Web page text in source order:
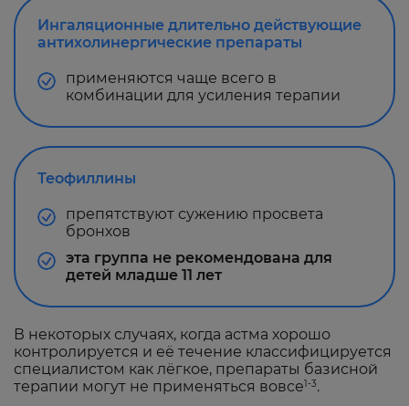
Ингаляционные длительно действующие
антихолинергические препараты
применяются чаще всего в
комбинации для усиления терапии
Теофиллины
препятствуют сужению просвета
бронхов
эта группа не рекомендована для
детей младше 11 лет
В некоторых случаях, когда астма хорошо
контролируется и её течение классифицируется
специалистом как лёгкое, препараты базисной
терапии могут не применяться вовсе1-3.